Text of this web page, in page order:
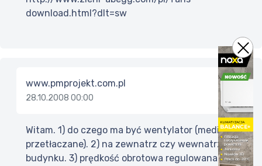
download.html?dlt=sw
www.pmprojekt.com.pl
28.10.2008 00:00
Witam. 1) do czego ma być wentylator (medium
przetłaczane). 2) na zewnatrz czy wewnatrz
budynku. 3) prędkość obrotowa regulowana